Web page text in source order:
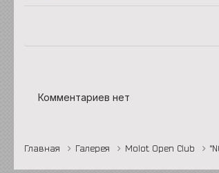
Комментариев нет
Главная Галерея Molot Open Club